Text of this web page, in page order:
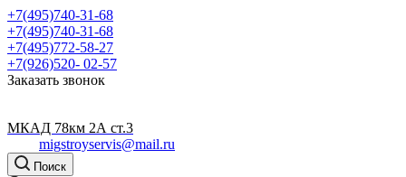
+7(495)740-31-68
+7(495)740-31-68
+7(495)772-58-27
+7(926)520- 02-57
Заказать звонок
МКАД 78км 2А ст.3
migstroyservis@mail.ru
Поиск